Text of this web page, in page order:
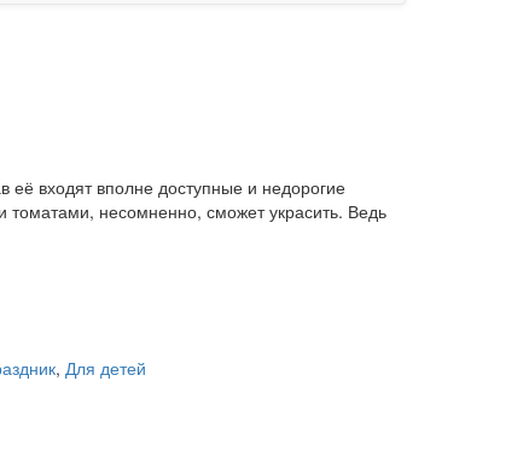
входят вполне доступные и недорогие
томатами, несомненно, сможет украсить. Ведь
, Для детей